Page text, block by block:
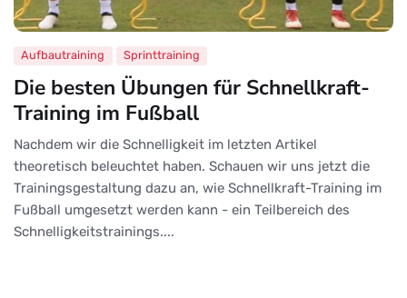
Die besten Übungen für Schnellkraft-
Training im Fußball
Nachdem wir die Schnelligkeit im letzten Artikel
theoretisch beleuchtet haben. Schauen wir uns jetzt die
Trainingsgestaltung dazu an, wie Schnellkraft-Training im
Fußball umgesetzt werden kann - ein Teilbereich des
Schnelligkeitstrainings....
Aufbautraining Sprinttraining